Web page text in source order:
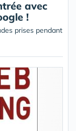
avec
!
prises pendant